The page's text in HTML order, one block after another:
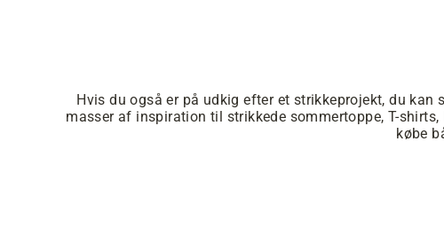
Hvis du også er på udkig efter et strikkeprojekt, du
masser af inspiration til strikkede sommertoppe, T-
købe